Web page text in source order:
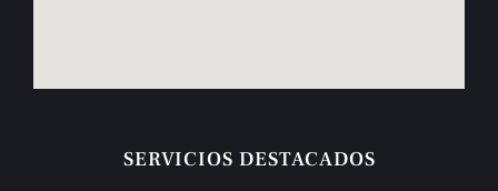
SERVICIOS DESTACADOS